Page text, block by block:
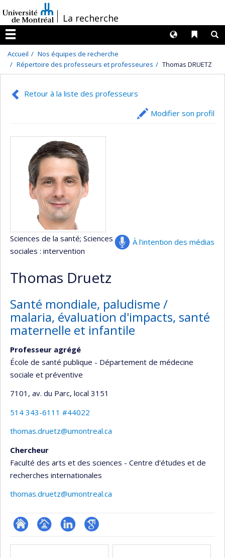
au
contenu
/La recherche
Menu
Liens
Langues
Accueil
Nos équipes de recherche
Répertoire des professeurs et professeures
Thomas DRUETZ
Retour à la liste des professeurs
Modifier son profil
À l’intention des médias
Sciences de la santé; Sciences
sociales : intervention
Thomas Druetz
Santé mondiale, paludisme /
malaria, évaluation d'impacts, santé
maternelle et infantile
Professeur agrégé
École de santé publique - Département de médecine
sociale et préventive
7101, av. du Parc, local 3151
514 343-6111 #44022
thomas.druetz@umontreal.ca
Chercheur
Faculté des arts et des sciences - Centre d'études et de
recherches internationales
thomas.druetz@umontreal.ca
ResearchGate
Page LinkedInGoogle
Médias